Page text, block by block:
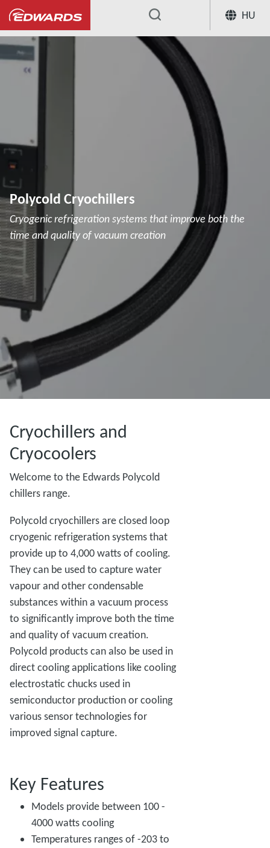
HU
...
Polycold Cryochillers
Cryogenic refrigeration systems that improve both the
time and quality of vacuum creation
Cryochillers and
Cryocoolers
Welcome to the Edwards Polycold
chillers range.
Polycold cryochillers are closed loop
cryogenic refrigeration systems that
provide up to 4,000 watts of cooling.
They can be used to capture water
vapour and other condensable
substances within a vacuum process
to significantly improve both the time
and quality of vacuum creation.
Polycold products can also be used in
direct cooling applications like cooling
electrostatic chucks used in
semiconductor production or cooling
various sensor technologies for
improved signal capture.
Key Features
Models provide between 100 -
4000 watts cooling
Temperatures ranges of -203 to